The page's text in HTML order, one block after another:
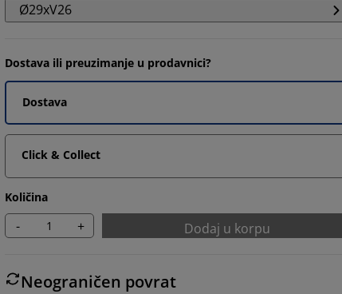
Ø29xV26
Dostava ili preuzimanje u prodavnici?
Dostava
Click & Collect
Količina
- + Dodaj u korpu
Neograničen povrat